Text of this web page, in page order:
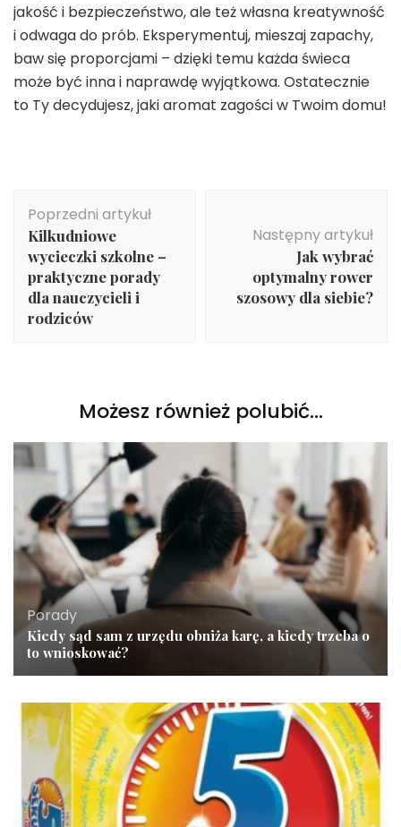
jakość i bezpieczeństwo, ale też własna kreatywność
i odwaga do prób. Eksperymentuj, mieszaj zapachy,
baw się proporcjami – dzięki temu każda świeca
może być inna i naprawdę wyjątkowa. Ostatecznie
to Ty decydujesz, jaki aromat zagości w Twoim domu!
wpisu
Poprzedni artykuł
Kilkudniowe
wycieczki szkolne –
praktyczne porady
dla nauczycieli i
rodziców
Następny artykuł
Jak wybrać
optymalny rower
szosowy dla siebie?
Możesz również polubić…
Porady
Kiedy sąd sam z urzędu obniża karę, a kiedy trzeba o
to wnioskować?